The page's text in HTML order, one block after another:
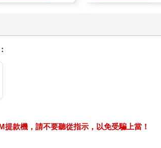
款機，請不要聽從指示，以免受騙上當！